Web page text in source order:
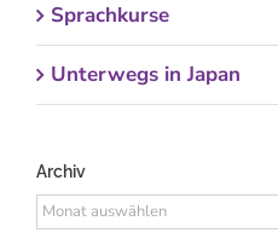
Sprachkurse
Unterwegs in Japan
Archiv
Archiv